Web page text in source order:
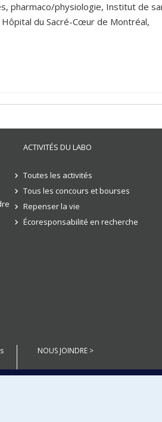
pharmaco/physiologie, Institut de
du Sacré-Cœur de Montréal,
ACTIVITÉS DU LABO
Toutes les activités
Tous les concours et bourses
Repenser la vie
Écoresponsabilité en recherche
NOUS JOINDRE >